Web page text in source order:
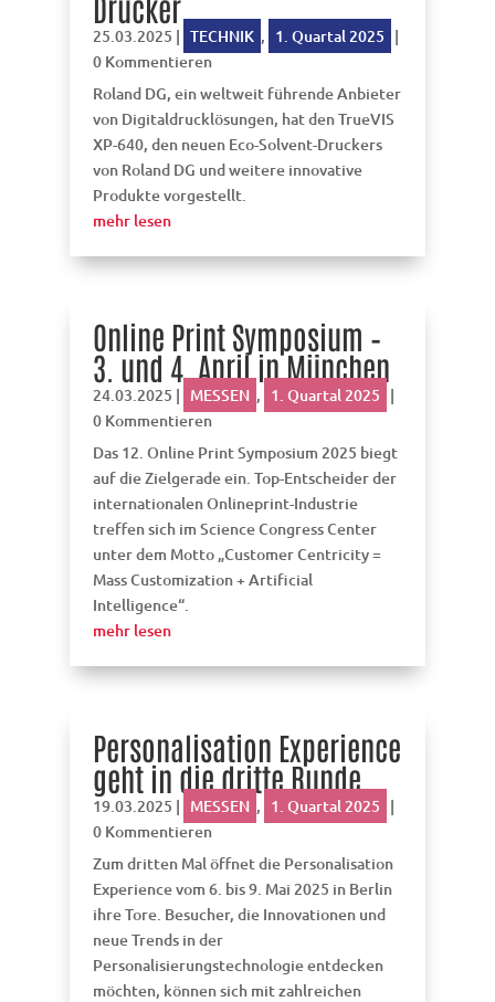
Drucker
25.03.2025 | TECHNIK , 1. Quartal 2025 |
0 Kommentieren
Roland DG, ein weltweit führende Anbieter
von Digitaldrucklösungen, hat den TrueVIS
XP-640, den neuen Eco-Solvent-Druckers
von Roland DG und weitere innovative
Produkte vorgestellt.
mehr lesen
Online Print Symposium –
3. und 4. April in München
24.03.2025 | MESSEN , 1. Quartal 2025 |
0 Kommentieren
Das 12. Online Print Symposium 2025 biegt
auf die Zielgerade ein. Top-Entscheider der
internationalen Onlineprint-Industrie
treffen sich im Science Congress Center
unter dem Motto „Customer Centricity =
Mass Customization + Artificial
Intelligence“.
mehr lesen
Personalisation Experience
geht in die dritte Runde
19.03.2025 | MESSEN , 1. Quartal 2025 |
0 Kommentieren
Zum dritten Mal öffnet die Personalisation
Experience vom 6. bis 9. Mai 2025 in Berlin
ihre Tore. Besucher, die Innovationen und
neue Trends in der
Personalisierungstechnologie entdecken
möchten, können sich mit zahlreichen